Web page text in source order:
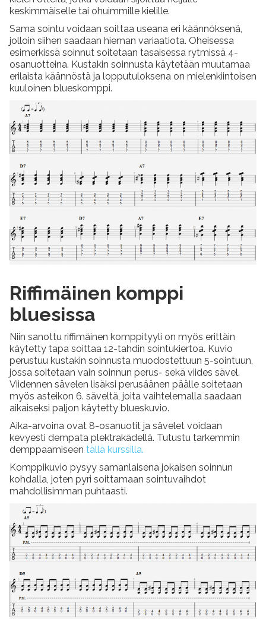
keskimmäiselle tai ohuimmille kielille.
Sama sointu voidaan soittaa useana eri käännöksenä,
jolloin siihen saadaan hieman variaatiota. Oheisessa
esimerkissä soinnut soitetaan tasaisessa rytmissä 4-
osanuotteina. Kustakin soinnusta käytetään muutamaa
erilaista käännöstä ja lopputuloksena on mielenkiintoisen
kuuloinen blueskomppi.
Riffimäinen komppi
bluesissa
Niin sanottu riffimäinen komppityyli on myös erittäin
käytetty tapa soittaa 12-tahdin sointukiertoa. Kuvio
perustuu kustakin soinnusta muodostettuun 5-sointuun,
jossa soitetaan vain soinnun perus- sekä viides sävel.
Viidennen sävelen lisäksi perusäänen päälle soitetaan
myös asteikon 6. säveltä, joita vaihtelemalla saadaan
aikaiseksi paljon käytetty blueskuvio.
Aika-arvoina ovat 8-osanuotit ja sävelet voidaan
kevyesti dempata plektrakädellä. Tutustu tarkemmin
demppaamiseen tällä kurssilla.
Komppikuvio pysyy samanlaisena jokaisen soinnun
kohdalla, joten pyri soittamaan sointuvaihdot
mahdollisimman puhtaasti.